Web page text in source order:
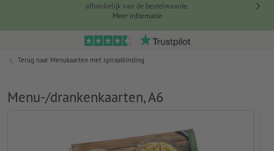
afhankelijk van de bestelwaarde.
Meer informatie
Terug naar Menukaarten met spiraalbinding
Menu-/drankenkaarten, A6